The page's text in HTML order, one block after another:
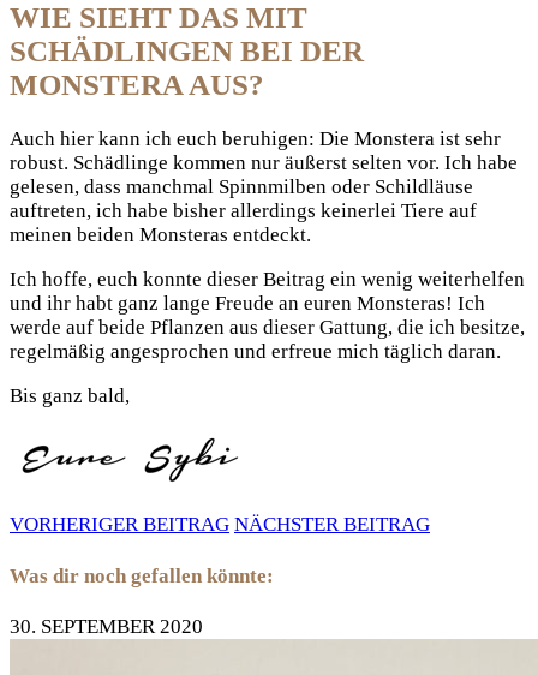
WIE SIEHT DAS MIT
SCHÄDLINGEN BEI DER
MONSTERA AUS?
Auch hier kann ich euch beruhigen: Die Monstera ist sehr
robust. Schädlinge kommen nur äußerst selten vor. Ich habe
gelesen, dass manchmal Spinnmilben oder Schildläuse
auftreten, ich habe bisher allerdings keinerlei Tiere auf
meinen beiden Monsteras entdeckt.
Ich hoffe, euch konnte dieser Beitrag ein wenig weiterhelfen
und ihr habt ganz lange Freude an euren Monsteras! Ich
werde auf beide Pflanzen aus dieser Gattung, die ich besitze,
regelmäßig angesprochen und erfreue mich täglich daran.
Bis ganz bald,
VORHERIGER BEITRAG NÄCHSTER BEITRAG
Was dir noch gefallen könnte:
30. SEPTEMBER 2020